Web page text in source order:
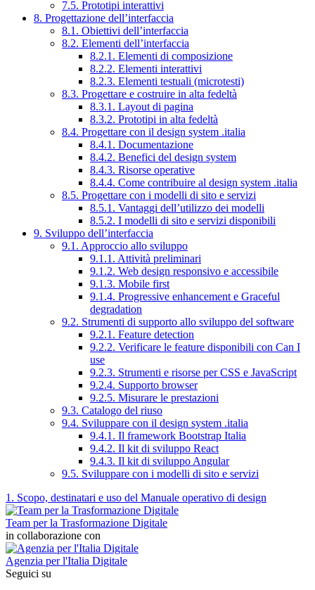
7.5. Prototipi interattivi
8. Progettazione dell’interfaccia
8.1. Obiettivi dell’interfaccia
8.2. Elementi dell’interfaccia
8.2.1. Elementi di composizione
8.2.2. Elementi interattivi
8.2.3. Elementi testuali (microtesti)
8.3. Progettare e costruire in alta fedeltà
8.3.1. Layout di pagina
8.3.2. Prototipi in alta fedeltà
8.4. Progettare con il design system .italia
8.4.1. Documentazione
8.4.2. Benefici del design system
8.4.3. Risorse operative
8.4.4. Come contribuire al design system .italia
8.5. Progettare con i modelli di sito e servizi
8.5.1. Vantaggi dell’utilizzo dei modelli
8.5.2. I modelli di sito e servizi disponibili
9. Sviluppo dell’interfaccia
9.1. Approccio allo sviluppo
9.1.1. Attività preliminari
9.1.2. Web design responsivo e accessibile
9.1.3. Mobile first
9.1.4. Progressive enhancement e Graceful
degradation
9.2. Strumenti di supporto allo sviluppo del software
9.2.1. Feature detection
9.2.2. Verificare le feature disponibili con Can I
use
9.2.3. Strumenti e risorse per CSS e JavaScript
9.2.4. Supporto browser
9.2.5. Misurare le prestazioni
9.3. Catalogo del riuso
9.4. Sviluppare con il design system .italia
9.4.1. Il framework Bootstrap Italia
9.4.2. Il kit di sviluppo React
9.4.3. Il kit di sviluppo Angular
9.5. Sviluppare con i modelli di sito e servizi
1. Scopo, destinatari e uso del Manuale operativo di design
Team per la Trasformazione Digitale
in collaborazione con
Agenzia per l'Italia Digitale
Seguici su